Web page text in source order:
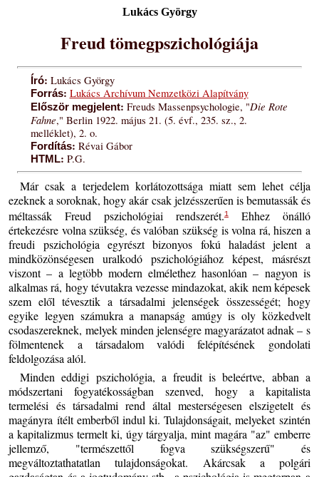
Lukács György
Freud tömegpszichológiája
Író: Lukács György
Forrás: Lukács Archívum Nemzetközi Alapítvány
Először megjelent: Freuds Massenpsychologie, "Die Rote
Fahne," Berlin 1922. május 21. (5. évf., 235. sz., 2.
melléklet), 2. o.
Fordítás: Révai Gábor
HTML: P.G.
Már csak a terjedelem korlátozottsága miatt sem lehet célja
ezeknek a soroknak, hogy akár csak jelzésszerűen is bemutassák és
méltassák Freud pszichológiai rendszerét.1Ehhez önálló
értekezésre volna szükség, és valóban szükség is volna rá, hiszen a
freudi pszichológia egyrészt bizonyos fokú haladást jelent a
mindközönségesen uralkodó pszichológiához képest, másrészt
viszont – a legtöbb modern elmélethez hasonlóan – nagyon is
alkalmas rá, hogy tévutakra vezesse mindazokat, akik nem képesek
szem elől tévesztik a társadalmi jelenségek összességét; hogy
egyike legyen számukra a manapság amúgy is oly közkedvelt
csodaszereknek, melyek minden jelenségre magyarázatot adnak – s
fölmentenek a társadalom valódi felépítésének gondolati
feldolgozása alól.
Minden eddigi pszichológia, a freudit is beleértve, abban a
módszertani fogyatékosságban szenved, hogy a kapitalista
termelési és társadalmi rend által mesterségesen elszigetelt és
magányra ítélt emberből indul ki. Tulajdonságait, melyeket szintén
a kapitalizmus termelt ki, úgy tárgyalja, mint magára "az" emberre
jellemző, "természettől fogva szükségszerű" és
megváltoztathatatlan tulajdonságokat. Akárcsak a polgári